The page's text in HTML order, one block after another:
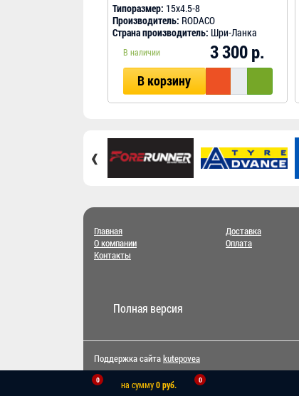
Типоразмер: 15x4.5-8
Производитель: RODACO
Страна производитель: Шри-Ланка
В наличии 3 300 р.
В корзину
‹
Главная
О компании
Контакты
Доставка
Оплата
Полная версия
Поддержка сайтаkutepovea
0 на сумму0 руб. 0